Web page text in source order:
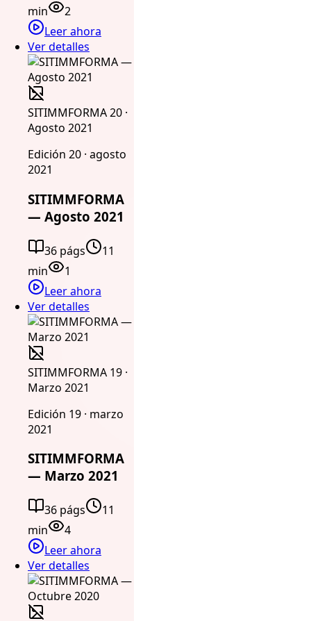
min
2
Leer ahora
Ver detalles
SITIMMFORMA 20 ·
Agosto 2021
Edición 20 · agosto
2021
SITIMMFORMA
— Agosto 2021
36 págs
11
min
1
Leer ahora
Ver detalles
SITIMMFORMA 19 ·
Marzo 2021
Edición 19 · marzo
2021
SITIMMFORMA
— Marzo 2021
36 págs
11
min
4
Leer ahora
Ver detalles